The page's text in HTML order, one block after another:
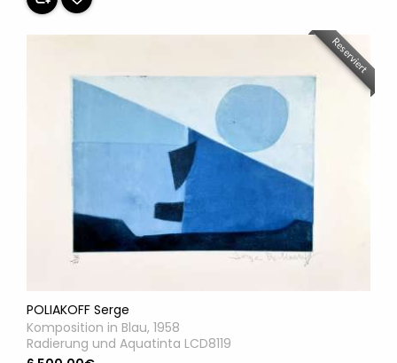
Reserviert
POLIAKOFF Serge
Komposition in Blau, 1958
Radierung und Aquatinta LCD8119